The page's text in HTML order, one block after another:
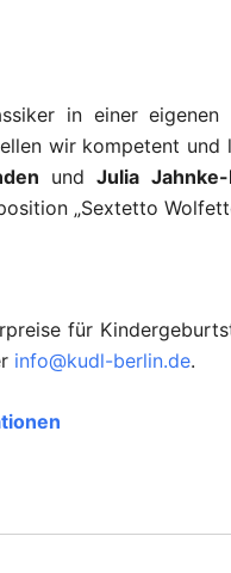
in einer eigenen
wir kompetent und
und Julia
„Sextetto
für
info@kudl-berlin.de.